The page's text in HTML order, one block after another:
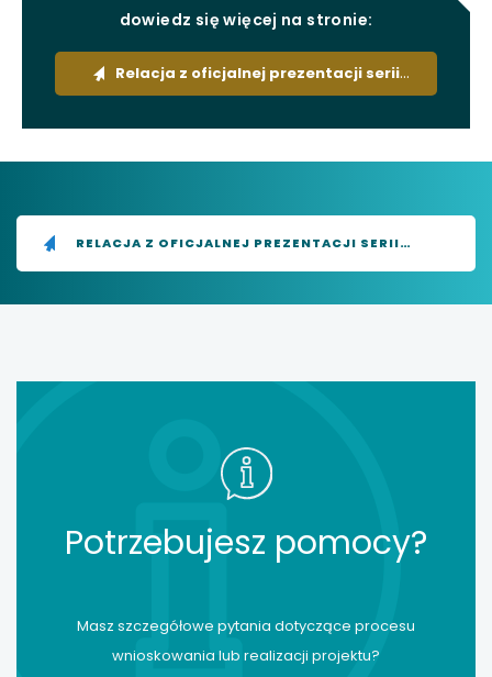
dowiedz się więcej na stronie:
przejdź
Relacja z oficjalnej prezentacji serii
RELACJA Z OFICJALNEJ PREZENTACJI SERII
Potrzebujesz pomocy?
Masz szczegółowe pytania dotyczące procesu
wnioskowania lub realizacji projektu?